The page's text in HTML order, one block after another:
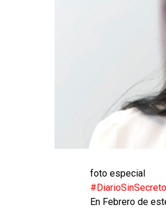
foto especial
En Febrero de